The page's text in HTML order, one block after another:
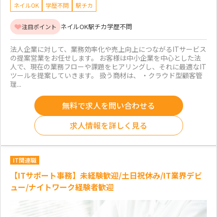
ネイルOK 学歴不問 駅チカ
注目ポイント ネイルOK駅チカ学歴不問
法人企業に対して、業務効率化や売上向上につながるITサービス
の提案営業をお任せします。 お客様は中小企業を中心とした法
人で、現在の業務フローや課題をヒアリングし、それに最適なIT
ツールを提案していきます。 扱う商材は、 ・クラウド型顧客管
理...
無料で求人を問い合わせる
求人情報を詳しく見る
IT関連職
【ITサポート事務】未経験歓迎/土日祝休み/IT業界デビ
ュー/ナイトワーク経験者歓迎